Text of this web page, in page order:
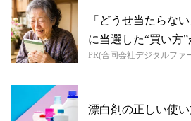
「どうせ当たらな
に当選した“買い方
PR(合同会社デジタルファ
漂白剤の正しい使